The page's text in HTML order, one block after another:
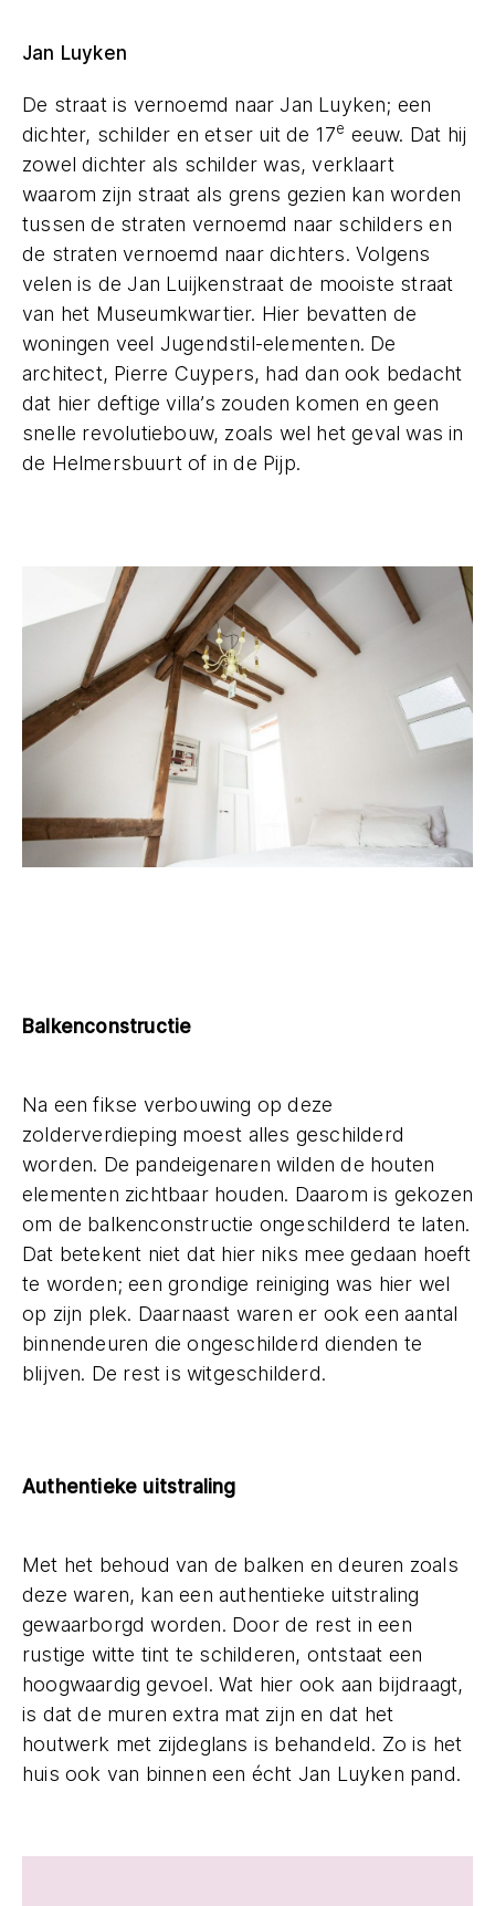
Jan Luyken
De straat is vernoemd naar Jan Luyken; een
dichter, schilder en etser uit de 17e eeuw. Dat hij
zowel dichter als schilder was, verklaart
waarom zijn straat als grens gezien kan worden
tussen de straten vernoemd naar schilders en
de straten vernoemd naar dichters. Volgens
velen is de Jan Luijkenstraat de mooiste straat
van het Museumkwartier. Hier bevatten de
woningen veel Jugendstil-elementen. De
architect, Pierre Cuypers, had dan ook bedacht
dat hier deftige villa’s zouden komen en geen
snelle revolutiebouw, zoals wel het geval was in
de Helmersbuurt of in de Pijp.
Balkenconstructie
Na een fikse verbouwing op deze
zolderverdieping moest alles geschilderd
worden. De pandeigenaren wilden de houten
elementen zichtbaar houden. Daarom is gekozen
om de balkenconstructie ongeschilderd te laten.
Dat betekent niet dat hier niks mee gedaan hoeft
te worden; een grondige reiniging was hier wel
op zijn plek. Daarnaast waren er ook een aantal
binnendeuren die ongeschilderd dienden te
blijven. De rest is witgeschilderd.
Authentieke uitstraling
Met het behoud van de balken en deuren zoals
deze waren, kan een authentieke uitstraling
gewaarborgd worden. Door de rest in een
rustige witte tint te schilderen, ontstaat een
hoogwaardig gevoel. Wat hier ook aan bijdraagt,
is dat de muren extra mat zijn en dat het
houtwerk met zijdeglans is behandeld. Zo is het
huis ook van binnen een écht Jan Luyken pand.